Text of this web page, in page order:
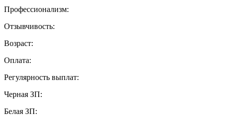
Профессионализм:
Отзывчивость:
Возраст:
Оплата:
Регулярность выплат:
Черная ЗП:
Белая ЗП: